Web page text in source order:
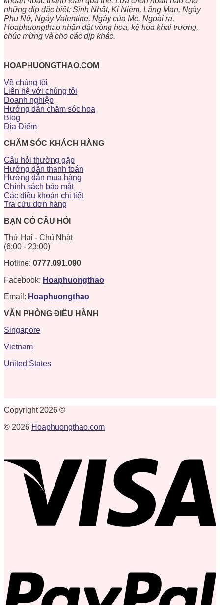
những dịp đặc biệt: Sinh Nhật, Kỉ Niệm, Lãng Mạn, Ngày
Phụ Nữ, Ngày Valentine, Ngày của Mẹ. Ngoài ra,
Hoaphuongthao nhận đặt vòng hoa, kệ hoa khai trương,
chúc mừng và cho các dịp khác.
HOAPHUONGTHAO.COM
Về chúng tôi
Liên hệ với chúng tôi
Doanh nghiệp
Hướng dẫn chăm sóc hoa
Blog
Địa Điểm
CHĂM SÓC KHÁCH HÀNG
Câu hỏi thường gặp
Hướng dẫn thanh toán
Hướng dẫn mua hàng
Chính sách bảo mật
Các điều khoản chi tiết
Tra cứu đơn hàng
BẠN CÓ CÂU HỎI
Thứ Hai - Chủ Nhật
(6:00 - 23:00)
Hotline: 0777.091.090
Facebook: Hoaphuongthao
Email: Hoaphuongthao
VĂN PHÒNG ĐIỀU HÀNH
Singapore
Vietnam
United States
Copyright 2026 ©
© 2026 Hoaphuongthao.com